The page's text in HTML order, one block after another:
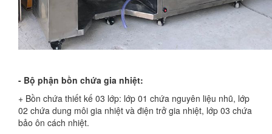
- Bộ phận bồn chứa gia nhiệt:
+ Bồn chứa thiết kế 03 lớp: lớp 01 chứa nguyên liệu nhũ, lớp
02 chứa dung môi gia nhiệt và điện trở gia nhiệt, lớp 03 chứa
bảo ôn cách nhiệt.